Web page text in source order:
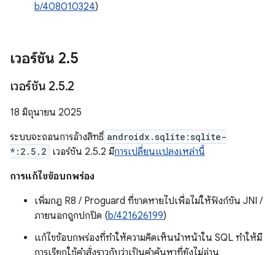
b/408010324)
เวอร์ชัน 2.5
เวอร์ชัน 2.5.2
18 มิถุนายน 2025
ระบบจะถอนการอ้างสิทธิ์ androidx.sqlite:sqlite-
*:2.5.2 เวอร์ชัน 2.5.2 มีการเปลี่ยนแปลงเหล่านี้
การแก้ไขข้อบกพร่อง
เพิ่มกฎ R8 / Proguard ที่ขาดหายไปเพื่อไม่ให้ฟังก์ชัน JNI /
ภายนอกถูกปกปิด (b/421626199)
แก้ไขข้อบกพร่องที่ทำให้ความคิดเห็นนำหน้าใน SQL ทำให้มี
การเรียกใช้คำสั่งราวกับว่าเป็นคำค้นหาที่ยังไม่อ่าน